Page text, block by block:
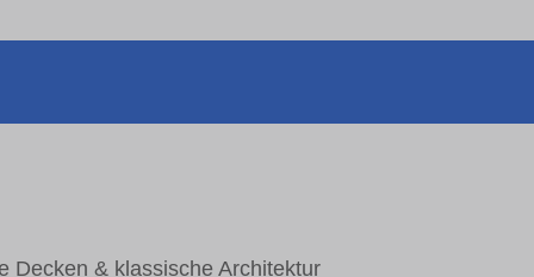
Decken & klassische Architektur